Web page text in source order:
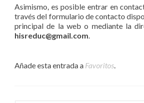
Asimismo, es posible entrar en
través del formulario de contacto
principal de la web o mediante la
hisreduc@gmail.com.
Añade esta entrada a Favoritos.